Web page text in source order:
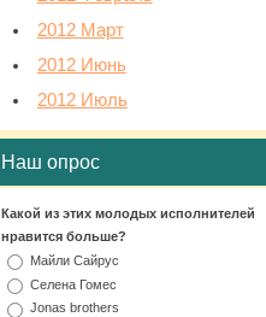
2012 Март
2012 Июнь
2012 Июль
Наш опрос
Какой из этих молодых исполнителей
нравится больше?
Майли Сайрус
Селена Гомес
Jonas brothers